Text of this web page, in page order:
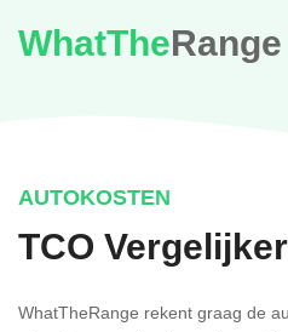
WhatTheRange
AUTOKOSTEN
TCO Vergelijker
WhatTheRange rekent graag de